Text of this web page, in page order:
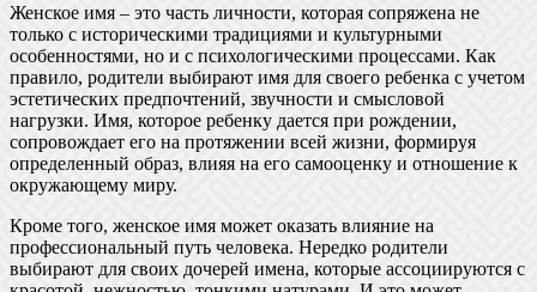
Женское имя – это часть личности, которая сопряжена не
только с историческими традициями и культурными
особенностями, но и с психологическими процессами. Как
правило, родители выбирают имя для своего ребенка с учетом
эстетических предпочтений, звучности и смысловой
нагрузки. Имя, которое ребенку дается при рождении,
сопровождает его на протяжении всей жизни, формируя
определенный образ, влияя на его самооценку и отношение к
окружающему миру.
Кроме того, женское имя может оказать влияние на
профессиональный путь человека. Нередко родители
выбирают для своих дочерей имена, которые ассоциируются с